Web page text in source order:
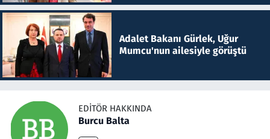
Adalet Bakanı Gürlek, Uğur
Mumcu'nun ailesiyle görüştü
EDITÖR HAKKINDA
Burcu Balta